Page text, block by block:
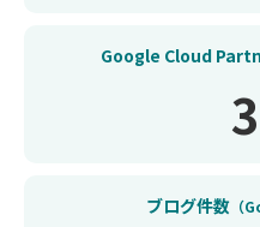
Google Cloud
ブログ件数 （